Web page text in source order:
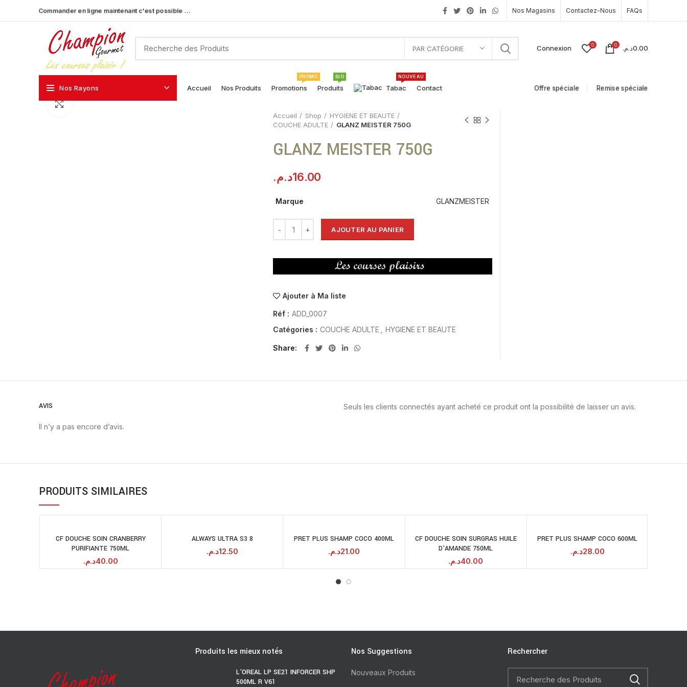
Commander en ligne maintenant c'est possible … Nos Magasins Contactez-Nous FAQs
PAR CATÉGORIE Connexion 0 0 0.00د.م.
Nos Rayons Accueil Nos Produits Promotions
PROMO
Produits
BIO
Tabac
NOUVEAU
Contact Offre spéciale Remise spéciale
Accueil
Shop
HYGIENE ET BEAUTE
COUCHE ADULTE
GLANZ MEISTER 750G
GLANZ MEISTER 750G
16.00د.م.
Marque GLANZMEISTER
AJOUTER AU PANIER
Ajouter à Ma liste
Réf : ADD_0007
Catégories : COUCHE ADULTE HYGIENE ET BEAUTE
Share
AVIS
Il n’y a pas encore d’avis.
Seuls les clients connectés ayant acheté ce produit ont la possibilité de laisser un avis.
PRODUITS SIMILAIRES
AJOUTER AU
PANIER
CF DOUCHE SOIN CRANBERRY
PURIFIANTE 750ML
40.00د.م.
AJOUTER AU
PANIER
ALWAYS ULTRA S3 8
12.50د.م.
AJOUTER AU
PANIER
PRET PLUS SHAMP COCO 400ML
21.00د.م.
AJOUTER AU
PANIER
CF DOUCHE SOIN SURGRAS HUILE
D’AMANDE 750ML
40.00د.م.
AJOUTER AU
PANIER
PRET PLUS SHAMP COCO 600ML
28.00د.م.
Produits les mieux notés
L'OREAL LP SE21 INFORCER SHP
500ML R V61
Nos Suggestions
Nouveaux Produits
Rechercher